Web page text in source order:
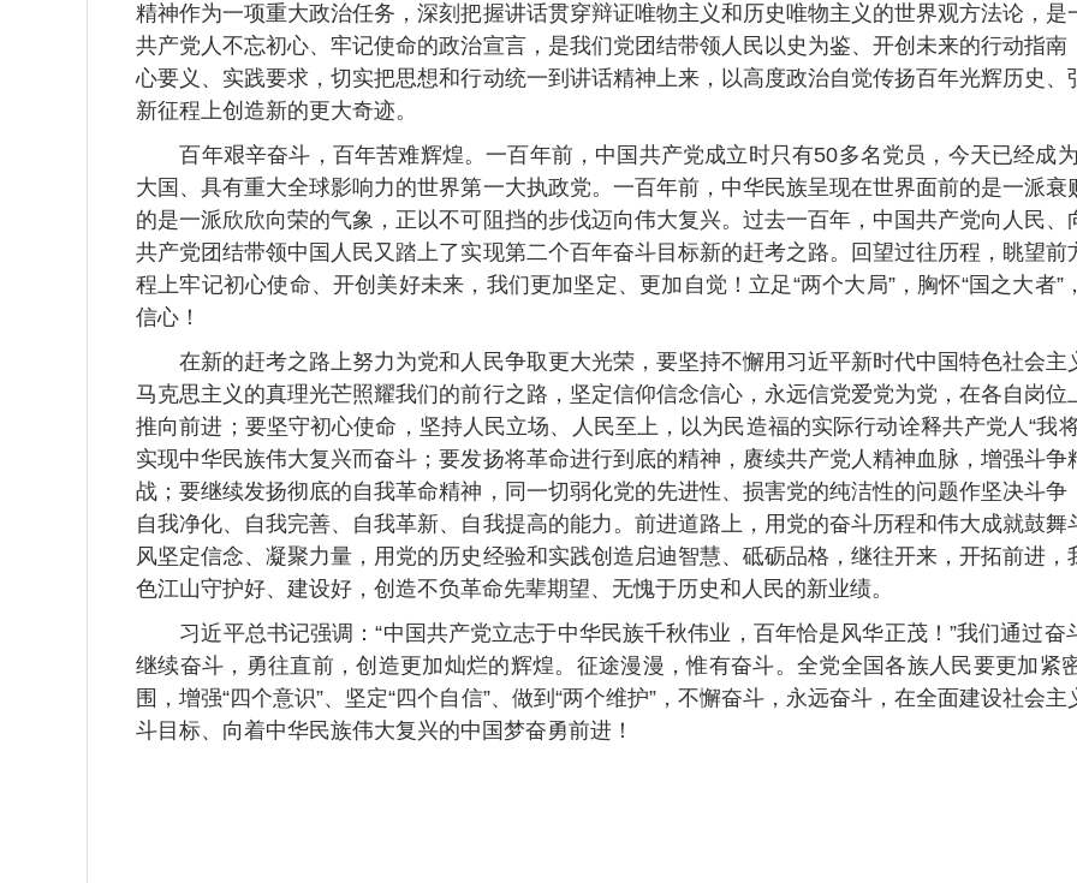
精神作为一项重大政治任务，深刻把握讲话贯穿辩证唯物主义和历史唯物主义的世界观方法论，
共产党人不忘初心、牢记使命的政治宣言，是我们党团结带领人民以史为鉴、开创未来的行动指
心要义、实践要求，切实把思想和行动统一到讲话精神上来，以高度政治自觉传扬百年光辉历史
新征程上创造新的更大奇迹。
百年艰辛奋斗，百年苦难辉煌。一百年前，中国共产党成立时只有50多名党员，今天已经成
大国、具有重大全球影响力的世界第一大执政党。一百年前，中华民族呈现在世界面前的是一派
的是一派欣欣向荣的气象，正以不可阻挡的步伐迈向伟大复兴。过去一百年，中国共产党向人民
共产党团结带领中国人民又踏上了实现第二个百年奋斗目标新的赶考之路。回望过往历程，眺望
程上牢记初心使命、开创美好未来，我们更加坚定、更加自觉！立足“两个大局”，胸怀“国之大者
信心！
在新的赶考之路上努力为党和人民争取更大光荣，要坚持不懈用习近平新时代中国特色社会主
马克思主义的真理光芒照耀我们的前行之路，坚定信仰信念信心，永远信党爱党为党，在各自岗
推向前进；要坚守初心使命，坚持人民立场、人民至上，以为民造福的实际行动诠释共产党人“我
实现中华民族伟大复兴而奋斗；要发扬将革命进行到底的精神，赓续共产党人精神血脉，增强斗
战；要继续发扬彻底的自我革命精神，同一切弱化党的先进性、损害党的纯洁性的问题作坚决斗
自我净化、自我完善、自我革新、自我提高的能力。前进道路上，用党的奋斗历程和伟大成就鼓
风坚定信念、凝聚力量，用党的历史经验和实践创造启迪智慧、砥砺品格，继往开来，开拓前进
色江山守护好、建设好，创造不负革命先辈期望、无愧于历史和人民的新业绩。
习近平总书记强调：“中国共产党立志于中华民族千秋伟业，百年恰是风华正茂！”我们通过奋
继续奋斗，勇往直前，创造更加灿烂的辉煌。征途漫漫，惟有奋斗。全党全国各族人民要更加紧
围，增强“四个意识”、坚定“四个自信”、做到“两个维护”，不懈奋斗，永远奋斗，在全面建设社会
斗目标、向着中华民族伟大复兴的中国梦奋勇前进！